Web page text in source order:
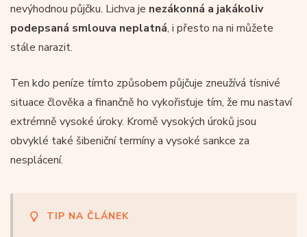
nevýhodnou půjčku. Lichva je nezákonná a jakákoliv
podepsaná smlouva neplatná, i přesto na ni můžete
stále narazit.
Ten kdo peníze tímto způsobem půjčuje zneužívá tísnivé
situace člověka a finančně ho vykořisťuje tím, že mu nastaví
extrémně vysoké úroky. Kromě vysokých úroků jsou
obvyklé také šibeniční termíny a vysoké sankce za
nesplácení.
TIP NA ČLÁNEK